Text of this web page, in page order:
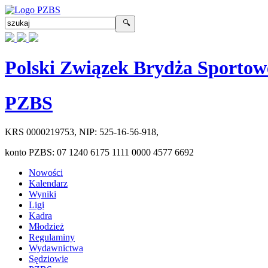
Polski Związek Brydża
PZBS
KRS 0000219753, NIP: 525-16-56-918,
konto PZBS: 07 1240 6175 1111 0000 4577 6692
Nowości
Kalendarz
Wyniki
Ligi
Kadra
Młodzież
Regulaminy
Wydawnictwa
Sędziowie